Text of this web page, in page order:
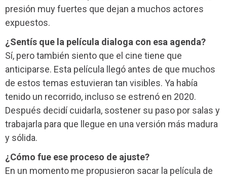
presión muy fuertes que dejan a muchos actores
expuestos.
¿Sentís que la película dialoga con esa agenda?
Sí, pero también siento que el cine tiene que
anticiparse. Esta película llegó antes de que muchos
de estos temas estuvieran tan visibles. Ya había
tenido un recorrido, incluso se estrenó en 2020.
Después decidí cuidarla, sostener su paso por salas y
trabajarla para que llegue en una versión más madura
y sólida.
¿Cómo fue ese proceso de ajuste?
En un momento me propusieron sacar la película de